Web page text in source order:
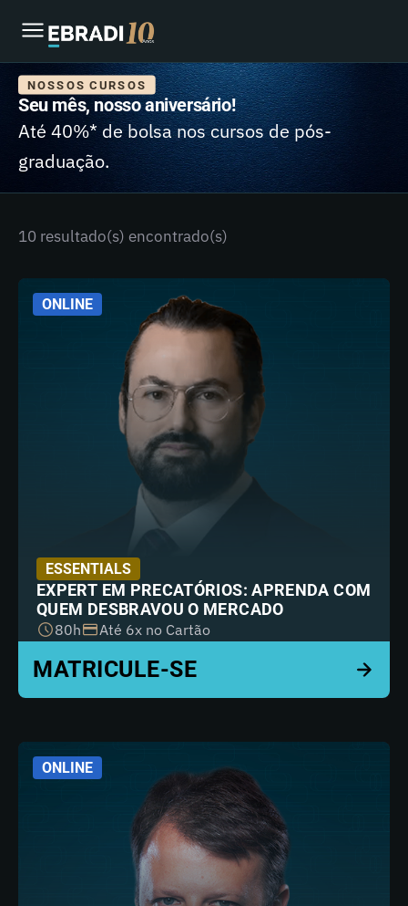
NOSSOS CURSOS
Seu mês, nosso aniversário!
Até 40%* de bolsa nos cursos de pós-
graduação.
10 resultado(s) encontrado(s)
ONLINE
ESSENTIALS
EXPERT EM PRECATÓRIOS: APRENDA COM
QUEM DESBRAVOU O MERCADO
80h Até 6x no Cartão
ONLINE